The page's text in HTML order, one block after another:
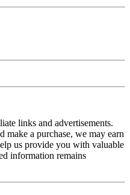
links and advertisements.
a purchase, we may earn
us provide you with valuable
information remains